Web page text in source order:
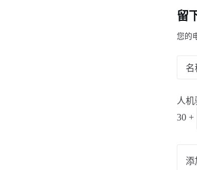
留
您的
名
人机
30 +
添